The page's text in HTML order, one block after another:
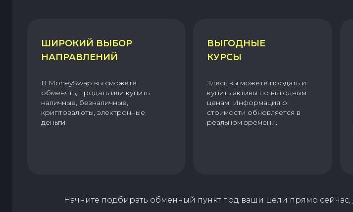
ШИРОКИЙ ВЫБОР
НАПРАВЛЕНИЙ
В MoneySwap вы сможете
обменять, продать или купить
наличные, безналичные,
криптовалюты, электронные
деньги.
ВЫГОДНЫЕ
КУРСЫ
Здесь вы можете продать и
купить активы по выгодным
ценам. Информация о
стоимости обновляется в
реальном времени.
Начните подбирать обменный пункт под ваши цели прямо сейчас,